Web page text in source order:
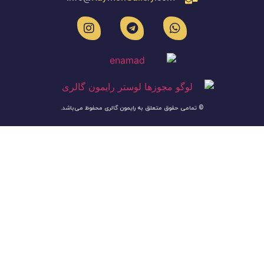
© تمامی حقوق متعلق به رایمون گالری محفوظ می‌باشد.